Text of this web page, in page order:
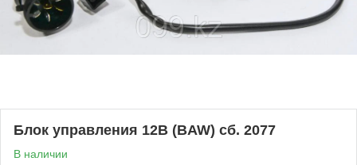
Блок управления 12В (BAW) сб. 2077
В наличии